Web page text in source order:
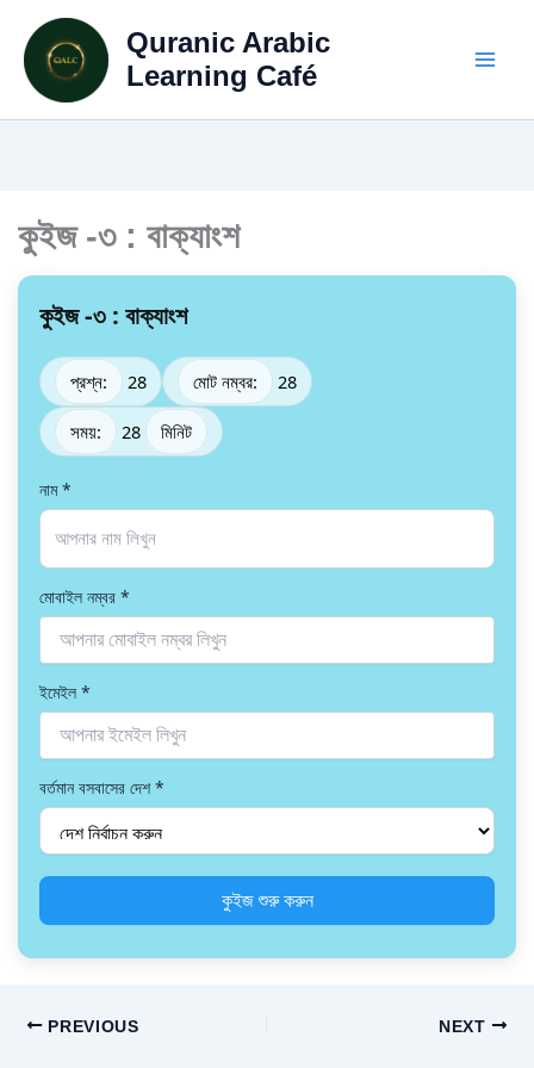
to
content
Quranic Arabic
Learning Café
কুইজ -৩ : বাক্যাংশ
কুইজ -৩ : বাক্যাংশ
প্রশ্ন: 28 মোট নম্বর: 28
সময়: 28 মিনিট
নাম*
মোবাইল নম্বর *
ইমেইল *
বর্তমান বসবাসের দেশ*
কুইজ শুরু করুন
PREVIOUS NEXT